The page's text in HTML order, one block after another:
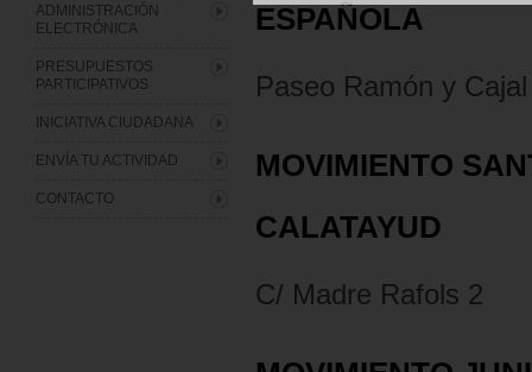
ESPAÑOLA
Paseo Ramón y
MOVIMIENTO
CALATAYUD
C/ Madre Rafols 2
ADMINISTRACIÓN
ELECTRÓNICA
PRESUPUESTOS
PARTICIPATIVOS
INICIATIVA CIUDADANA
ENVÍA TU ACTIVIDAD
CONTACTO